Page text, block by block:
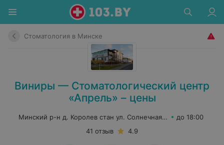
Стоматология в Минске
Виниры — Стоматологический центр
«Апрель» – цены
Минский р-н д. Королев стан ул. Солнечная, 1
до 18:00
41 отзыв
4.9